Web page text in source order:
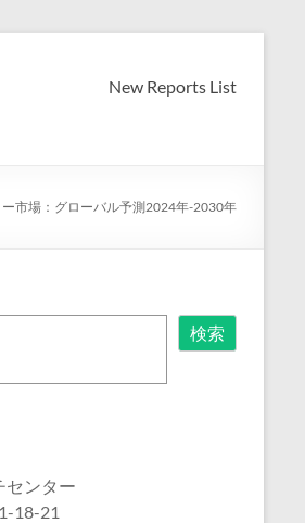
New Reports List
市場：グローバル予測2024年-2030年
検索
センター
18-21